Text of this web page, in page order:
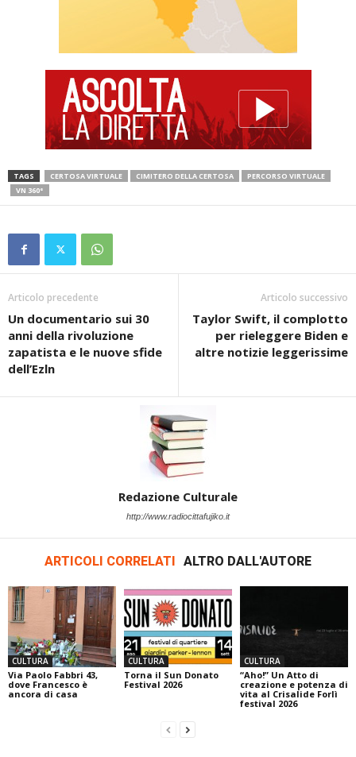
TAGS CERTOSA VIRTUALE CIMITERO DELLA CERTOSA
PERCORSO VIRTUALE
VN 360°
Articolo precedente
Un documentario sui 30
anni della rivoluzione
zapatista e le nuove sfide
dell’Ezln
Articolo successivo
Taylor Swift, il complotto
per rieleggere Biden e
altre notizie leggerissime
Redazione Culturale
http://www.radiocittafujiko.it
ARTICOLI CORRELATI ALTRO DALL'AUTORE
CULTURA
Via Paolo Fabbri 43,
dove Francesco è
ancora di casa
CULTURA
Torna il Sun Donato
Festival 2026
CULTURA
“Aho!” Un Atto di
creazione e potenza di
vita al Crisalide Forlì
festival 2026